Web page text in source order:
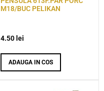
M18/BUC PELIKAN
4.50 lei
ADAUGA IN COS